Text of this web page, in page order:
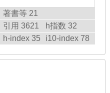
著書等 21
引用 3621 h指数 32
h-index 35 i10-index 78